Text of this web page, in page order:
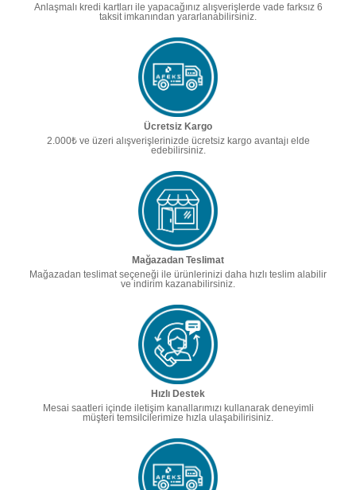
Anlaşmalı kredi kartları ile yapacağınız alışverişlerde vade farksız 6
taksit imkanından yararlanabilirsiniz.
Ücretsiz Kargo
2.000₺ ve üzeri alışverişlerinizde ücretsiz kargo avantajı elde
edebilirsiniz.
Mağazadan Teslimat
Mağazadan teslimat seçeneği ile ürünlerinizi daha hızlı teslim alabilir
ve indirim kazanabilirsiniz.
Hızlı Destek
Mesai saatleri içinde iletişim kanallarımızı kullanarak deneyimli
müşteri temsilcilerimize hızla ulaşabilirisiniz.